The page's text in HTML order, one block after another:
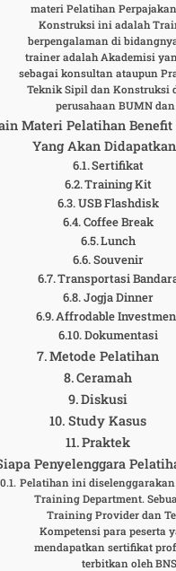
materi Pelatihan
Konstruksi ini adalah
berpengalaman di
trainer adalah Akademisi
sebagai konsultan ataupun
Teknik Sipil dan Konstruksi
perusahaan BUMN
Materi Pelatihan Benefit
Yang Akan Didapatkan
Sertifikat
Training Kit
USB Flashdisk
Coffee Break
Lunch
Souvenir
Transportasi
Jogja Dinner
Affrodable
Dokumentasi
Metode Pelatihan
Ceramah
Diskusi
Study Kasus
Praktek
Penyelenggara
Pelatihan ini
Training Department.
Training Provider dan
Kompetensi para peserta
mendapatkan sertifikat
terbitkan oleh